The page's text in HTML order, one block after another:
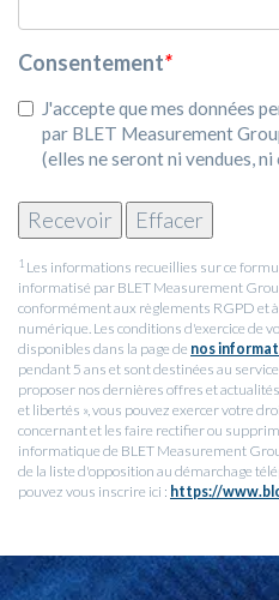
Consentement*
J'accepte que mes données
par BLET Measurement
(elles ne seront ni vendues, ni
1 Les informations recueillies sur ce
informatisé par BLET Measurement
conformément aux règlements RGPD et
numérique. Les conditions d'exercice de
disponibles dans la page de nos
pendant 5 ans et sont destinées au
proposer nos dernières offres et
et libertés », vous pouvez exercer votre
concernant et les faire rectifier ou
informatique de BLET Measurement
de la liste d'opposition au démarchage
pouvez vous inscrire ici : https://